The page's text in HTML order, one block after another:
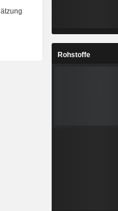
Rohstoffe